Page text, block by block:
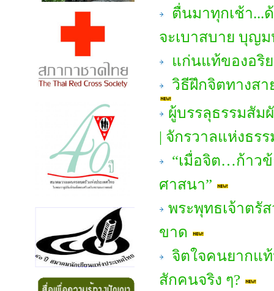
ตื่นมาทุกเช้า...
จะเบาสบาย บุญ
แก่นแท้ของอริ
วิธีฝึกจิตทางสา
ผู้บรรลุธรรมสัม
| จักรวาลแห่งธรร
“เมื่อจิต…ก้าว
ศาสนา”
พระพุทธเจ้าตรั
ขาด
จิตใจคนยากแ
สักคนจริง ๆ?